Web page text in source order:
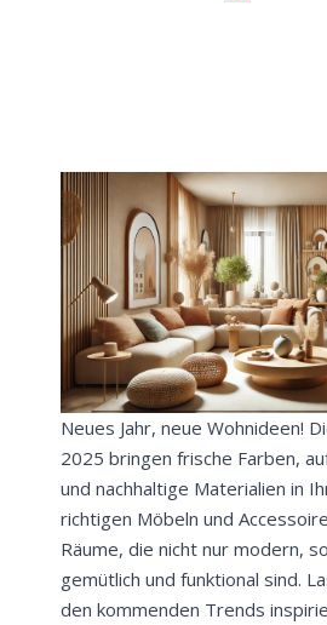
Neues Jahr, neue Wohnideen!
2025 bringen frische Farben,
und nachhaltige Materialien in
richtigen Möbeln und
Räume, die nicht nur modern,
gemütlich und funktional sind.
den kommenden Trends